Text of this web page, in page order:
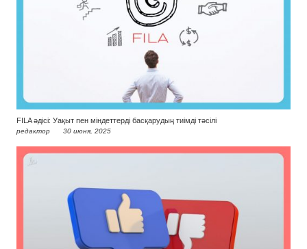
FILA әдісі: Уақыт пен міндеттерді басқарудың тиімді тәсілі
редактор 30 июня, 2025